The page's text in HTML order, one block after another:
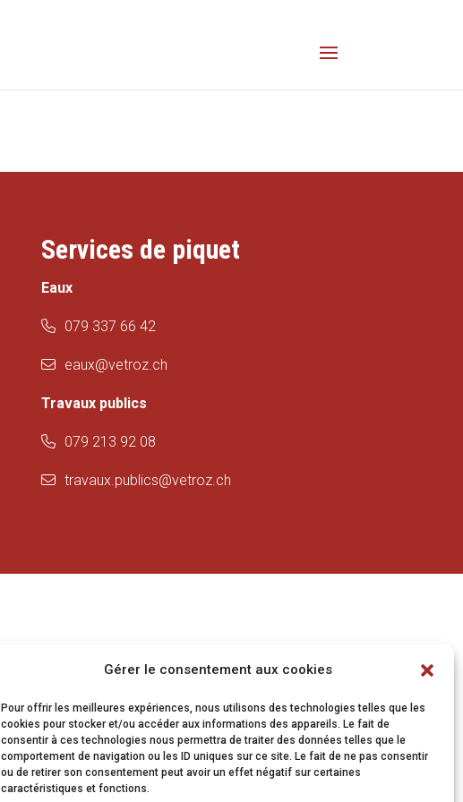
Gérer le consentement aux cookies
Pour offrir les meilleures expériences, nous utilisons des technologies telles que les
cookies pour stocker et/ou accéder aux informations des appareils. Le fait de
consentir à ces technologies nous permettra de traiter des données telles que le
comportement de navigation ou les ID uniques sur ce site. Le fait de ne pas consentir
ou de retirer son consentement peut avoir un effet négatif sur certaines
caractéristiques et fonctions.
Services de piquet
Eaux
079 337 66 42
eaux@vetroz.ch
Travaux publics
079 213 92 08
travaux.publics@vetroz.ch